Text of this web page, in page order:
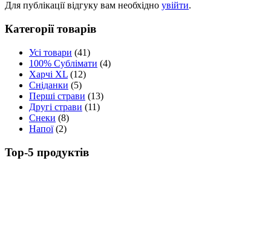
Для публікації відгуку вам необхідно увійти.
Категорії товарів
Усі товари (41)
100% Сублімати (4)
Харчі XL (12)
Сніданки (5)
Перші страви (13)
Другі страви (11)
Снеки (8)
Напої (2)
Top-5 продуктів